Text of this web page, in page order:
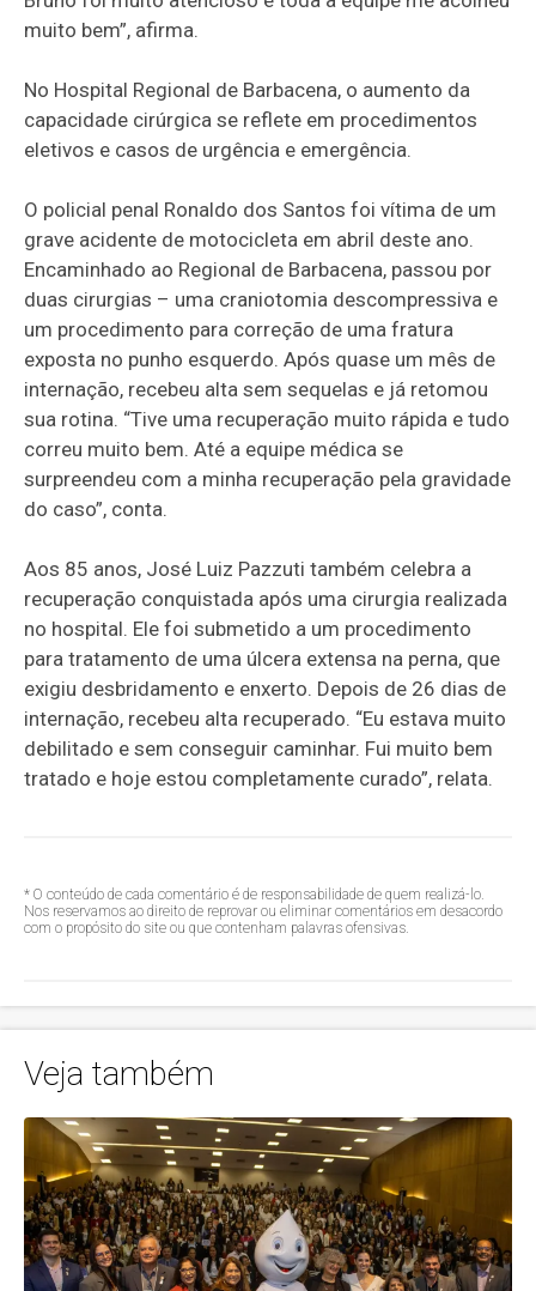
muito bem”, afirma.
No Hospital Regional de Barbacena, o aumento da
capacidade cirúrgica se reflete em procedimentos
eletivos e casos de urgência e emergência.
O policial penal Ronaldo dos Santos foi vítima de um
grave acidente de motocicleta em abril deste ano.
Encaminhado ao Regional de Barbacena, passou por
duas cirurgias – uma craniotomia descompressiva e
um procedimento para correção de uma fratura
exposta no punho esquerdo. Após quase um mês de
internação, recebeu alta sem sequelas e já retomou
sua rotina. “Tive uma recuperação muito rápida e tudo
correu muito bem. Até a equipe médica se
surpreendeu com a minha recuperação pela gravidade
do caso”, conta.
Aos 85 anos, José Luiz Pazzuti também celebra a
recuperação conquistada após uma cirurgia realizada
no hospital. Ele foi submetido a um procedimento
para tratamento de uma úlcera extensa na perna, que
exigiu desbridamento e enxerto. Depois de 26 dias de
internação, recebeu alta recuperado. “Eu estava muito
debilitado e sem conseguir caminhar. Fui muito bem
tratado e hoje estou completamente curado”, relata.
* O conteúdo de cada comentário é de responsabilidade de quem realizá-lo.
Nos reservamos ao direito de reprovar ou eliminar comentários em desacordo
com o propósito do site ou que contenham palavras ofensivas.
Veja também